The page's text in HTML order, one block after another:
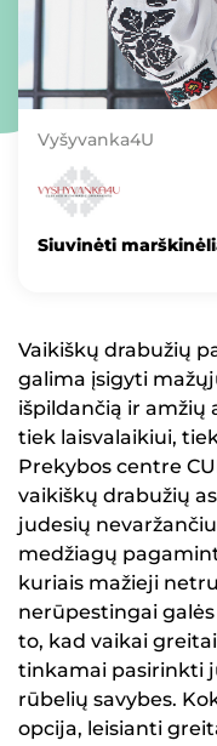
Vyšyvanka4U
Siuvinėti
Vaikiškų drabužių
galima įsigyti
išpildančią ir
tiek laisvalaikiui,
Prekybos centre
vaikiškų drabužių
judesių
medžiagų
kuriais mažieji
nerūpestingai
to, kad vaikai
tinkamai pasirinkti
rūbelių savybes.
opcija, leisianti